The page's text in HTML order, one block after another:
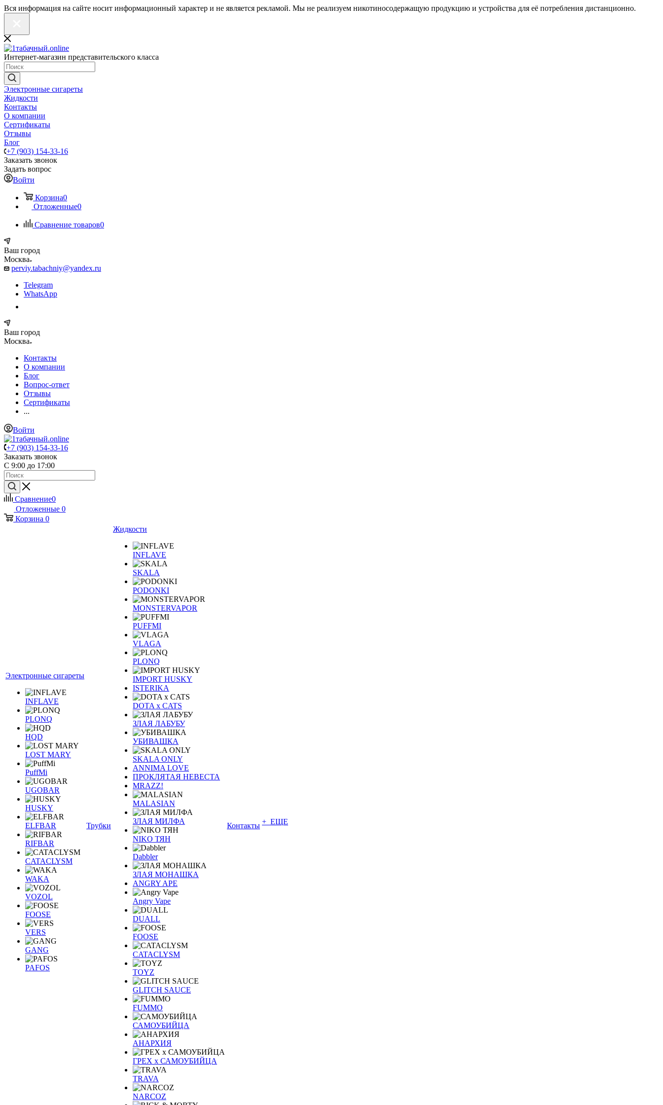
Вся информация на сайте носит информационный характер и не является рекламой. Мы не реализуем никотиносодержащую продукцию и устройства для её потребления дистанционно.
Интернет-магазин представительского класса
Электронные сигареты
Жидкости
Контакты
О компании
Сертификаты
Отзывы
Блог
+7 (903) 154-33-16
Заказать звонок
Задать вопрос
Войти
Корзина0
Отложенные0
Сравнение товаров0
Ваш город
Москва
perviy.tabachniy@yandex.ru
Telegram
WhatsApp
Ваш город
Москва
Контакты
О компании
Блог
Вопрос-ответ
Отзывы
Сертификаты
...
Войти
+7 (903) 154-33-16
Заказать звонок
С 9:00 до 17:00
Сравнение0
Отложенные 0
Корзина 0
Электронные сигареты
INFLAVE
PLONQ
HQD
LOST MARY
PuffMi
UGOBAR
HUSKY
ELFBAR
RIFBAR
CATACLYSM
WAKA
VOZOL
FOOSE
VERS
GANG
PAFOS
Трубки
Жидкости
INFLAVE
SKALA
PODONKI
MONSTERVAPOR
PUFFMI
VLAGA
PLONQ
IMPORT HUSKY
ISTERIKA
DOTA x CATS
ЗЛАЯ ЛАБУБУ
УБИВАШКА
SKALA ONLY
ANNIMA LOVE
ПРОКЛЯТАЯ НЕВЕСТА
MRAZZ!
MALASIAN
ЗЛАЯ МИЛФА
NIKO ТЯН
Dabbler
ЗЛАЯ МОНАШКА
ANGRY APE
Angry Vape
DUALL
FOOSE
CATACLYSM
TOYZ
GLITCH SAUCE
FUMMO
САМОУБИЙЦА
АНАРХИЯ
ГРЕХ х САМОУБИЙЦА
TRAVA
NARCOZ
Контакты + ЕЩЕ